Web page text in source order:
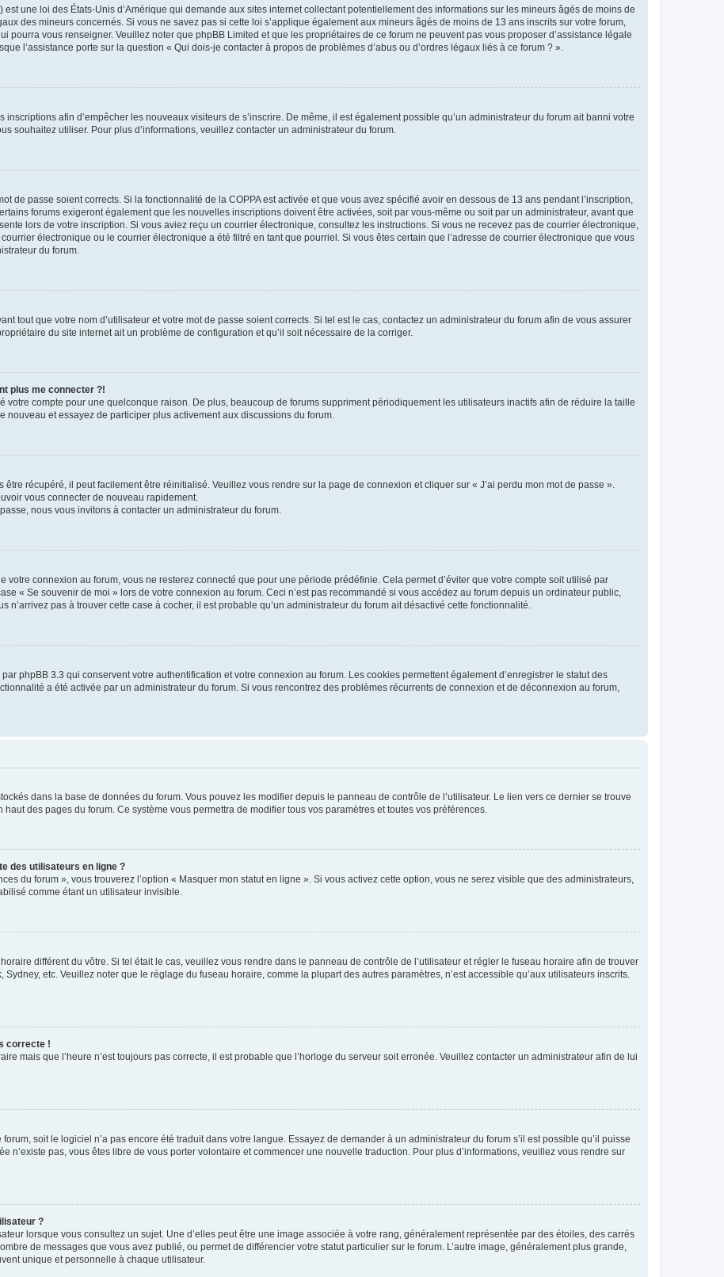
est une loi des États-Unis d’Amérique qui demande aux sites internet collectant potentiellement des informations sur les mineurs âgés de moins de
des mineurs concernés. Si vous ne savez pas si cette loi s’applique également aux mineurs âgés de moins de 13 ans inscrits sur votre forum,
pourra vous renseigner. Veuillez noter que phpBB Limited et que les propriétaires de ce forum ne peuvent pas vous proposer d’assistance légale
l’assistance porte sur la question « Qui dois-je contacter à propos de problèmes d’abus ou d’ordres légaux liés à ce forum ? ».
afin d’empêcher les nouveaux visiteurs de s’inscrire. De même, il est également possible qu’un administrateur du forum ait banni votre
souhaitez utiliser. Pour plus d’informations, veuillez contacter un administrateur du forum.
de passe soient corrects. Si la fonctionnalité de la COPPA est activée et que vous avez spécifié avoir en dessous de 13 ans pendant l’inscription,
forums exigeront également que les nouvelles inscriptions doivent être activées, soit par vous-même ou soit par un administrateur, avant que
lors de votre inscription. Si vous aviez reçu un courrier électronique, consultez les instructions. Si vous ne recevez pas de courrier électronique,
électronique ou le courrier électronique a été filtré en tant que pourriel. Si vous êtes certain que l’adresse de courrier électronique que vous
du forum.
tout que votre nom d’utilisateur et votre mot de passe soient corrects. Si tel est le cas, contactez un administrateur du forum afin de vous assurer
du site internet ait un problème de configuration et qu’il soit nécessaire de la corriger.
plus me connecter ?!
votre compte pour une quelconque raison. De plus, beaucoup de forums suppriment périodiquement les utilisateurs inactifs afin de réduire la taille
et essayez de participer plus activement aux discussions du forum.
récupéré, il peut facilement être réinitialisé. Veuillez vous rendre sur la page de connexion et cliquer sur « J’ai perdu mon mot de passe ».
vous connecter de nouveau rapidement.
nous vous invitons à contacter un administrateur du forum.
votre connexion au forum, vous ne resterez connecté que pour une période prédéfinie. Cela permet d’éviter que votre compte soit utilisé par
« Se souvenir de moi » lors de votre connexion au forum. Ceci n’est pas recommandé si vous accédez au forum depuis un ordinateur public,
pas à trouver cette case à cocher, il est probable qu’un administrateur du forum ait désactivé cette fonctionnalité.
phpBB 3.3 qui conservent votre authentification et votre connexion au forum. Les cookies permettent également d’enregistrer le statut des
a été activée par un administrateur du forum. Si vous rencontrez des problèmes récurrents de connexion et de déconnexion au forum,
dans la base de données du forum. Vous pouvez les modifier depuis le panneau de contrôle de l’utilisateur. Le lien vers ce dernier se trouve
des pages du forum. Ce système vous permettra de modifier tous vos paramètres et toutes vos préférences.
des utilisateurs en ligne ?
du forum », vous trouverez l’option « Masquer mon statut en ligne ». Si vous activez cette option, vous ne serez visible que des administrateurs,
comme étant un utilisateur invisible.
différent du vôtre. Si tel était le cas, veuillez vous rendre dans le panneau de contrôle de l’utilisateur et régler le fuseau horaire afin de trouver
etc. Veuillez noter que le réglage du fuseau horaire, comme la plupart des autres paramètres, n’est accessible qu’aux utilisateurs inscrits.
correcte !
mais que l’heure n’est toujours pas correcte, il est probable que l’horloge du serveur soit erronée. Veuillez contacter un administrateur afin de lui
soit le logiciel n’a pas encore été traduit dans votre langue. Essayez de demander à un administrateur du forum s’il est possible qu’il puisse
n’existe pas, vous êtes libre de vous porter volontaire et commencer une nouvelle traduction. Pour plus d’informations, veuillez vous rendre sur
?
lorsque vous consultez un sujet. Une d’elles peut être une image associée à votre rang, généralement représentée par des étoiles, des carrés
de messages que vous avez publié, ou permet de différencier votre statut particulier sur le forum. L’autre image, généralement plus grande,
unique et personnelle à chaque utilisateur.